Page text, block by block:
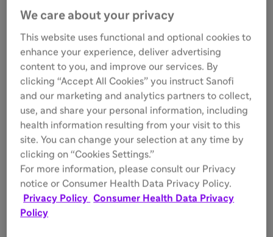
2026/06/19
ウェイリズ：持続性及び慢
性免疫性血小板減少症
（ITP）
詳しく見る 詳しく見る
すべてを見る
クイックリンク
We care about your privacy
This website uses functional and optional cookies to
enhance your experience, deliver advertising
content to you, and improve our services. By
clicking “Accept All Cookies” you instruct Sanofi
and our marketing and analytics partners to collect,
use, and share your personal information, including
health information resulting from your visit to this
site. You can change your selection at any time by
clicking on “Cookies Settings.”
For more information, please consult our Privacy
notice or Consumer Health Data Privacy Policy.
Privacy Policy Consumer Health Data Privacy
Policy